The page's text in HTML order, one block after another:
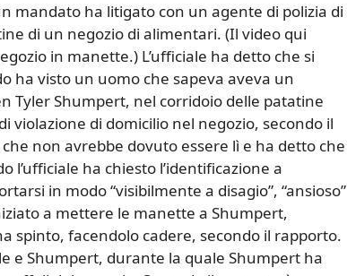
mandato ha litigato con un agente di polizia di
di un negozio di alimentari. (Il video qui
in manette.) L’ufficiale ha detto che si
ha visto un uomo che sapeva aveva un
Tyler Shumpert, nel corridoio delle patatine
violazione di domicilio nel negozio, secondo il
non avrebbe dovuto essere lì e ha detto che
l’ufficiale ha chiesto l’identificazione a
in modo “visibilmente a disagio”, “ansioso”
a mettere le manette a Shumpert,
spinto, facendolo cadere, secondo il rapporto.
e Shumpert, durante la quale Shumpert ha